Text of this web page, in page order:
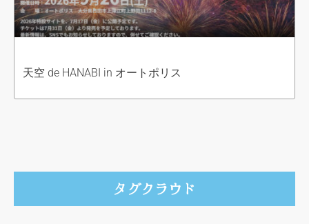
天空 de HANABI in オートポリス
タグクラウド